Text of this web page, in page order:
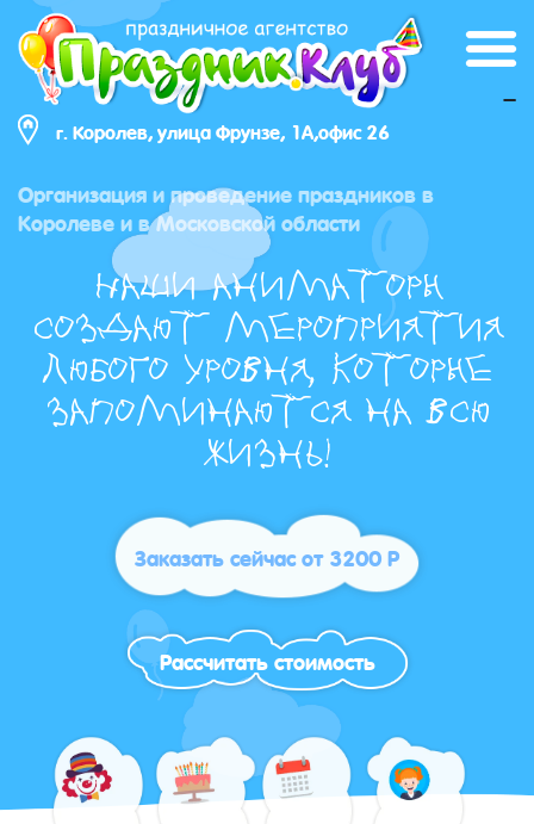
г. Королев, улица Фрунзе, 1А,офис 26
_
Организация и проведение праздников в
Королеве и в Московской области
Наши аниматоры
создают мероприятия
любого уровня, которые
запоминаются на всю
жизнь!
Заказать сейчас от 3200 Р
Рассчитать стоимость